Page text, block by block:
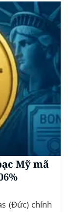
Bitcoin...
Mỹ mã
(Đức) chính